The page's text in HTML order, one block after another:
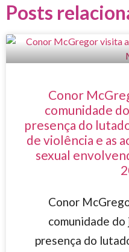
Posts
Conor
comunidade
presença do
de violência e as
sexual
Conor
comunidade
presença do